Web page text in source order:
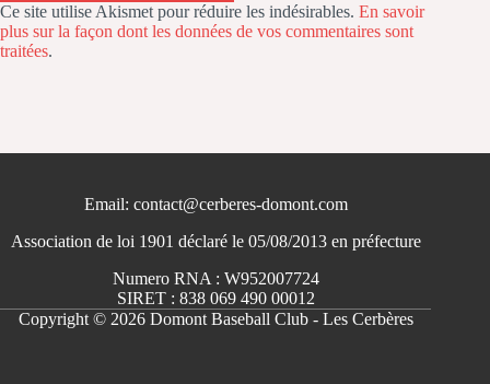
Ce site utilise Akismet pour réduire les indésirables. En savoir
plus sur la façon dont les données de vos commentaires sont
traitées.
Email: contact@cerberes-domont.com
Association de loi 1901 déclaré le 05/08/2013 en préfecture
Numero RNA : W952007724
SIRET : 838 069 490 00012
Copyright © 2026 Domont Baseball Club - Les Cerbères